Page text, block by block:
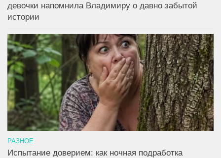
девочки напомнила Владимиру о давно забытой
истории
РАЗНОЕ
Испытание доверием: как ночная подработка